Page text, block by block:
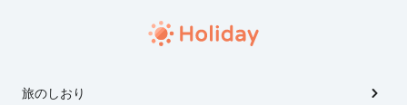
旅のしおり